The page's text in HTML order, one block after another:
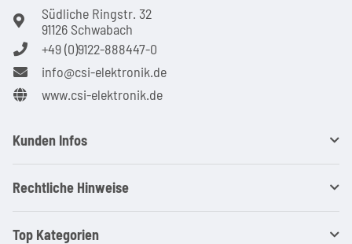
Südliche Ringstr. 32
91126 Schwabach
+49 (0)9122-888447-0
info@csi-elektronik.de
www.csi-elektronik.de
Kunden Infos
Rechtliche Hinweise
Top Kategorien